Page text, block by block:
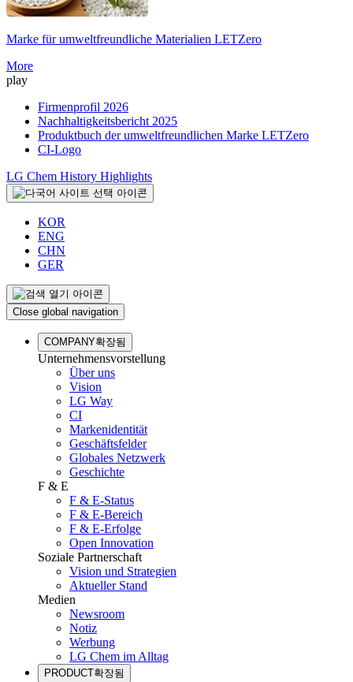
Marke für umweltfreundliche Materialien LETZero
More
play
Firmenprofil 2026
Nachhaltigkeitsbericht 2025
Produktbuch der umweltfreundlichen Marke LETZero
CI-Logo
LG Chem History Highlights
KOR
ENG
CHN
GER
Close global navigation
COMPANY확장됨
Unternehmensvorstellung
Über uns
Vision
LG Way
CI
Markenidentität
Geschäftsfelder
Globales Netzwerk
Geschichte
F & E
F & E-Status
F & E-Bereich
F & E-Erfolge
Open Innovation
Soziale Partnerschaft
Vision und Strategien
Aktueller Stand
Medien
Newsroom
Notiz
Werbung
LG Chem im Alltag
PRODUCT확장됨